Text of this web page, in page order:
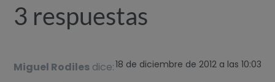
3 respuestas
Miguel Rodiles dice:18 de diciembre de 2012 a las 10:03